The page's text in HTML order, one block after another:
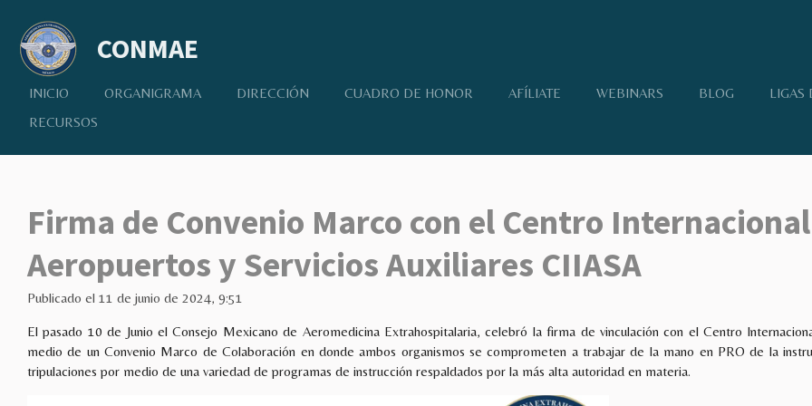
contenido
principal
CONMAE
INICIO ORGANIGRAMA DIRECCIÓN CUADRO DE HONOR AFÍLIATE WEBINARS BLOG
LIGAS
RECURSOS
Firma de Convenio Marco con el Centro
Aeropuertos y Servicios Auxiliares CIIASA
Publicado el 11 de junio de 2024, 9:51
El pasado 10 de Junio el Consejo Mexicano de Aeromedicina Extrahospitalaria, celebró la firma de vinculación con el Centro
medio de un Convenio Marco de Colaboración en donde ambos organismos se comprometen a trabajar de la mano en PRO de la
tripulaciones por medio de una variedad de programas de instrucción respaldados por la más alta autoridad en materia.